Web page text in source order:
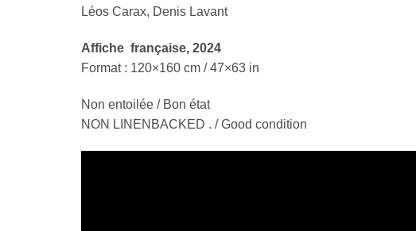
Léos Carax, Denis Lavant
Affiche française, 2024
Format : 120×160 cm / 47×63 in
Non entoilée / Bon état
NON LINENBACKED . / Good condition